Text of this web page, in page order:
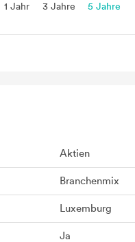
1 Jahr 3 Jahre 5 Jahre
Aktien
Branchenmix
Luxemburg
Ja